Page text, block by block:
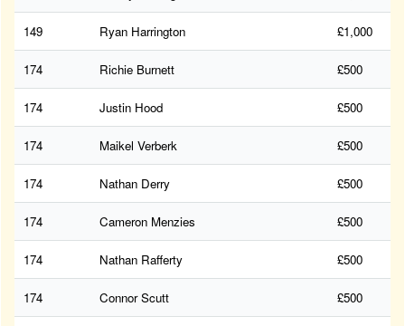
149 Ryan Harrington £1,000
174 Richie Burnett £500
174 Justin Hood £500
174 Maikel Verberk £500
174 Nathan Derry £500
174 Cameron Menzies £500
174 Nathan Rafferty £500
174 Connor Scutt £500